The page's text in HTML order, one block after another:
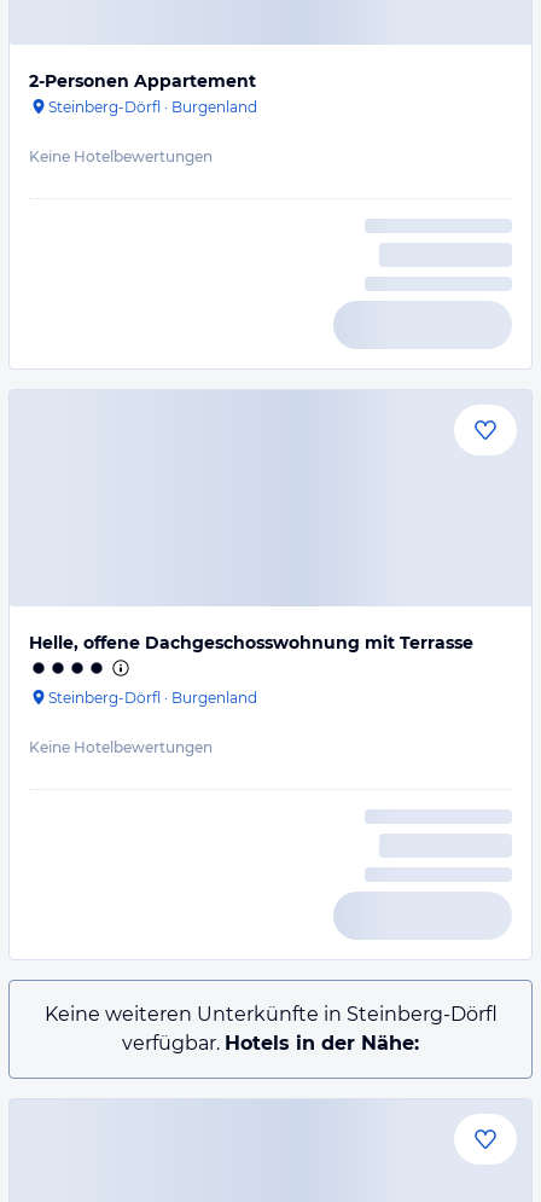
2-Personen Appartement
Steinberg-Dörfl · Burgenland
Keine Hotelbewertungen
Helle, offene Dachgeschosswohnung mit Terrasse
Steinberg-Dörfl · Burgenland
Keine Hotelbewertungen
Keine weiteren Unterkünfte in Steinberg-Dörfl
verfügbar. Hotels in der Nähe: